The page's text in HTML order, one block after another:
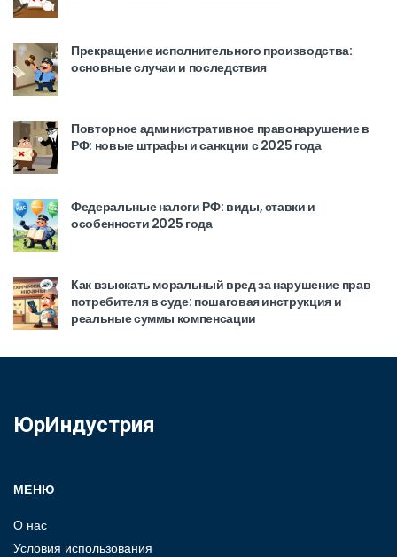
Прекращение исполнительного производства:
основные случаи и последствия
Повторное административное правонарушение в
РФ: новые штрафы и санкции с 2025 года
Федеральные налоги РФ: виды, ставки и
особенности 2025 года
Как взыскать моральный вред за нарушение прав
потребителя в суде: пошаговая инструкция и
реальные суммы компенсации
ЮрИндустрия
МЕНЮ
О нас
Условия использования